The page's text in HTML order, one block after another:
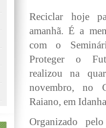
Reciclar hoje
amanhã. É a
com o
Proteger o
realizou na
novembro, no
Raiano, em
Organizado